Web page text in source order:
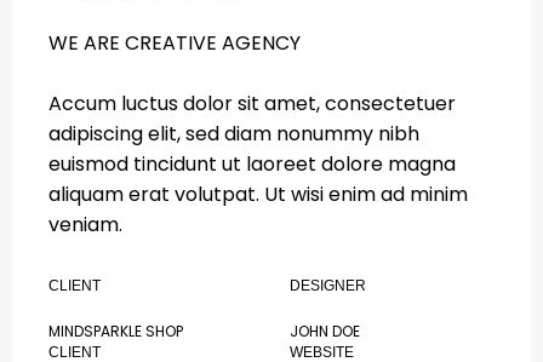
WE ARE CREATIVE AGENCY
Accum luctus dolor sit amet, consectetuer
adipiscing elit, sed diam nonummy nibh
euismod tincidunt ut laoreet dolore magna
aliquam erat volutpat. Ut wisi enim ad minim
veniam.
CLIENT
MINDSPARKLE SHOP
DESIGNER
JOHN DOE
CLIENT WEBSITE